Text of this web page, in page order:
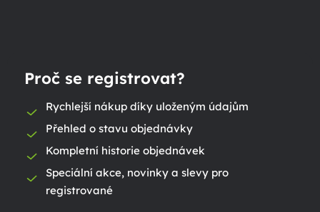
Proč se registrovat?
Rychlejší nákup díky uloženým údajům
Přehled o stavu objednávky
Kompletní historie objednávek
Speciální akce, novinky a slevy pro
registrované